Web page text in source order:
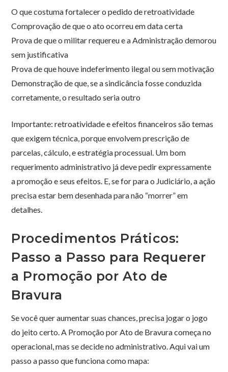
O que costuma fortalecer o pedido de retroatividade
Comprovação de que o ato ocorreu em data certa
Prova de que o militar requereu e a Administração demorou
sem justificativa
Prova de que houve indeferimento ilegal ou sem motivação
Demonstração de que, se a sindicância fosse conduzida
corretamente, o resultado seria outro
Importante: retroatividade e efeitos financeiros são temas
que exigem técnica, porque envolvem prescrição de
parcelas, cálculo, e estratégia processual. Um bom
requerimento administrativo já deve pedir expressamente
a promoção e seus efeitos. E, se for para o Judiciário, a ação
precisa estar bem desenhada para não “morrer” em
detalhes.
Procedimentos Práticos:
Passo a Passo para Requerer
a Promoção por Ato de
Bravura
Se você quer aumentar suas chances, precisa jogar o jogo
do jeito certo. A Promoção por Ato de Bravura começa no
operacional, mas se decide no administrativo. Aqui vai um
passo a passo que funciona como mapa: